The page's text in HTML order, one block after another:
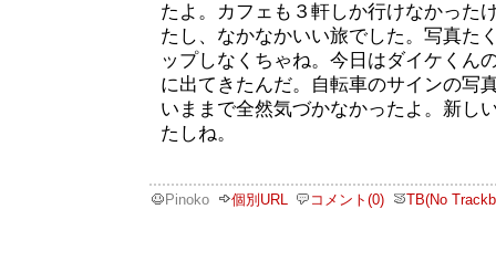
たよ。カフェも３軒しか行けなかった
たし、なかなかいい旅でした。写真た
ップしなくちゃね。今日はダイケくん
に出てきたんだ。自転車のサインの写
いままで全然気づかなかったよ。新し
たしね。
Pinoko 個別URL コメント(0) TB(No